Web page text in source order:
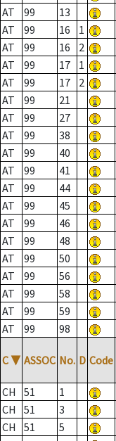
AT
99 13
AT
99 16 1
AT
99 16 2
AT
99 17 1
AT
99 17 2
AT
99 21
AT
99 27
AT
99 38
AT
99 40
AT
99 41
AT
99 44
AT
99 45
AT
99 46
AT
99 48
AT
99 50
AT
99 56
AT
99 58
AT
99 59
AT
99 98
C ▼ ASSOC No. D Code
CH 51 1
CH
51 3
CH
51 5